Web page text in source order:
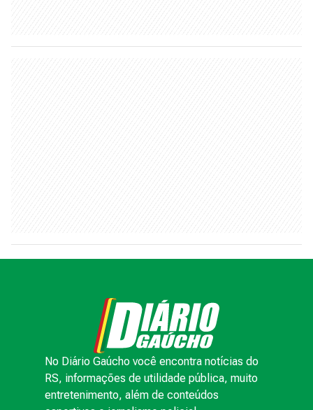
No Diário Gaúcho você encontra notícias do
RS, informações de utilidade pública, muito
entretenimento, além de conteúdos